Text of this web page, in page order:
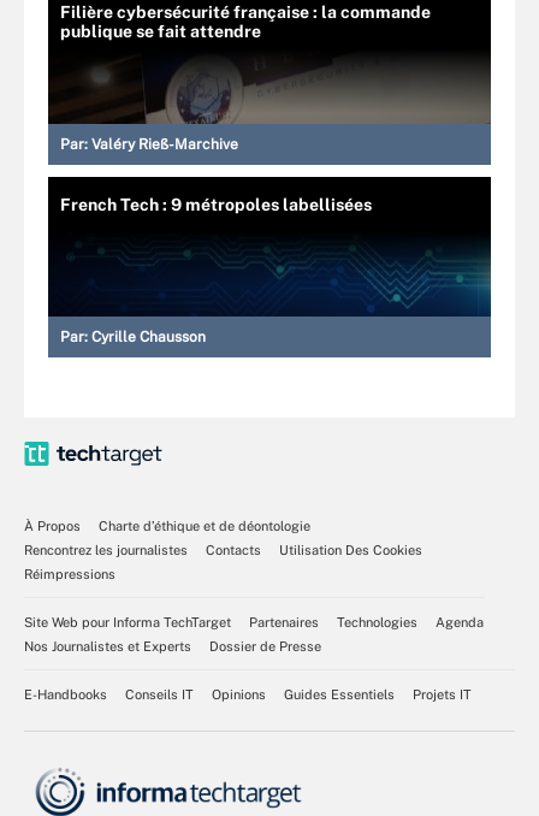
Filière cybersécurité française : la commande
publique se fait attendre
Par: Valéry Rieß-Marchive
French Tech : 9 métropoles labellisées
Par: Cyrille Chausson
À Propos
Charte d’éthique et de déontologie
Rencontrez les journalistes
Contacts
Utilisation Des Cookies
Réimpressions
Site Web pour Informa TechTarget Partenaires Technologies
Agenda
Nos Journalistes et Experts
Dossier de Presse
E-Handbooks Conseils IT Opinions Guides Essentiels Projets IT